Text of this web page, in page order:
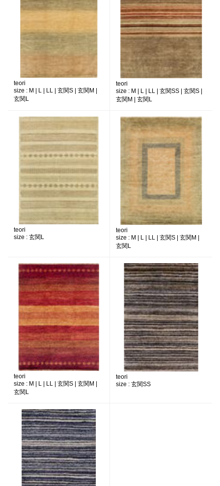
teori
size : M | L | LL | 玄関S | 玄関M |
玄関L
teori
size : M | L | LL | 玄関SS | 玄関S |
玄関M | 玄関L
teori
size : 玄関L
teori
size : M | L | LL | 玄関S | 玄関M |
玄関L
teori
size : M | L | LL | 玄関S | 玄関M |
玄関L
teori
size : 玄関SS